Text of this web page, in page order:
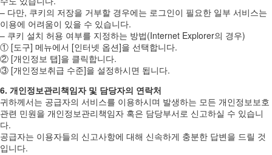
– 다만, 쿠키의 저장을 거부할 경우에는 로그인이 필요한 일부 서비스는
이용에 어려움이 있을 수 있습니다.
– 쿠키 설치 허용 여부를 지정하는 방법(Internet Explorer의 경우)
① [도구] 메뉴에서 [인터넷 옵션]을 선택합니다.
② [개인정보 탭]을 클릭합니다.
③ [개인정보취급 수준]을 설정하시면 됩니다.
6. 개인정보관리책임자 및 담당자의 연락처
귀하께서는 공급자의 서비스를 이용하시며 발생하는 모든 개인정보보호
관련 민원을 개인정보관리책임자 혹은 담당부서로 신고하실 수 있습니
다.
공급자는 이용자들의 신고사항에 대해 신속하게 충분한 답변을 드릴 것
입니다.